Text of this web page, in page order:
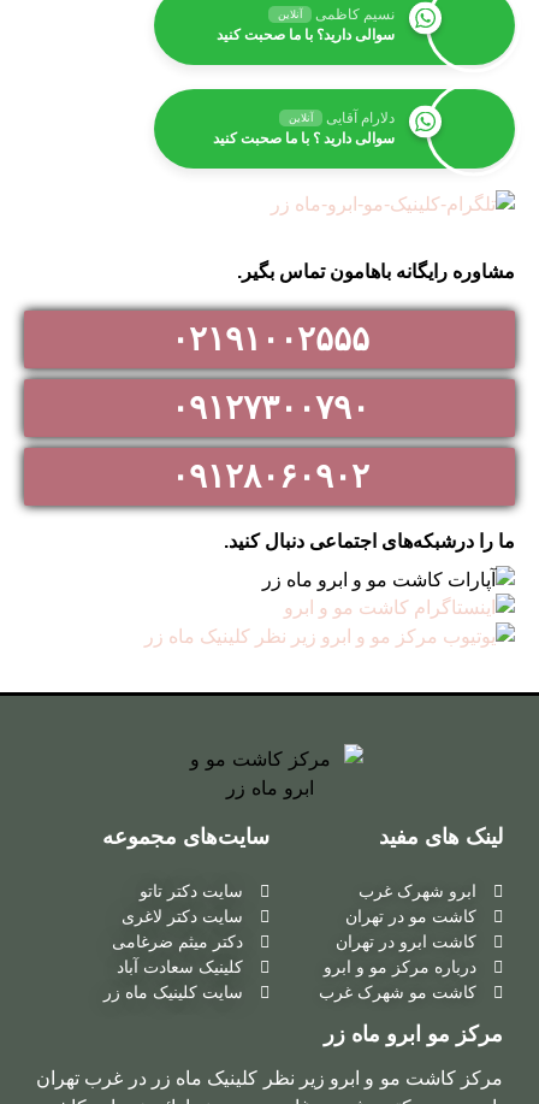
نسیم کاظمی آنلاین
سوالی دارید؟ با ما صحبت کنید
دلارام آقایی آنلاین
سوالی دارید ؟ با ما صحبت کنید
مشاوره رایگانه باهامون تماس بگیر.
۰۲۱۹۱۰۰۲۵۵۵
۰۹۱۲۷۳۰۰۷۹۰
۰۹۱۲۸۰۶۰۹۰۲
ما را درشبکه‌های اجتماعی دنبال کنید.
لینک های مفید
ابرو شهرک غرب
کاشت مو در تهران
کاشت ابرو در تهران
درباره مرکز مو و ابرو
کاشت مو شهرک غرب
سایت‌های مجموعه
سایت دکتر تاتو
سایت دکتر لاغری
دکتر میثم ضرغامی
کلینیک سعادت آباد
سایت کلینیک ماه زر
مرکز مو ابرو ماه زر
مرکز کاشت مو و ابرو زیر نظر کلینیک ماه زر در غرب تهران